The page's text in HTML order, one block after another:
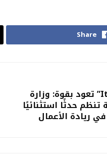
Share
. “فاعلية “It’s On” تعود بقوة: وزارة
تنظم حدثًا استثنائيًا
ريادة الأعمال